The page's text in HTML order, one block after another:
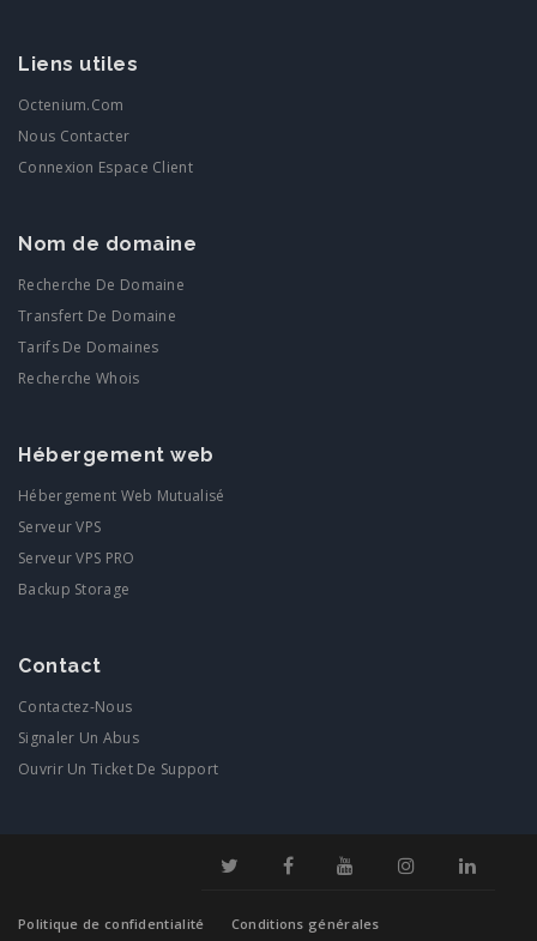
Liens utiles
Octenium.com
Nous Contacter
Connexion Espace Client
Nom de domaine
Recherche De Domaine
Transfert De Domaine
Tarifs De Domaines
Recherche Whois
Hébergement web
Hébergement Web Mutualisé
Serveur VPS
Serveur VPS PRO
Backup Storage
Contact
Contactez-Nous
Signaler Un Abus
Ouvrir Un Ticket De Support
Politique de confidentialité Conditions générales